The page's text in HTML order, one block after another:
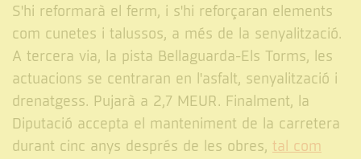
S'hi reformarà el ferm, i s'hi reforçaran elements
com cunetes i talussos, a més de la senyalització.
A tercera via, la pista Bellaguarda-Els Torms, les
actuacions se centraran en l'asfalt, senyalització i
drenatgess. Pujarà a 2,7 MEUR. Finalment, la
Diputació accepta el manteniment de la carretera
durant cinc anys després de les obres, tal com